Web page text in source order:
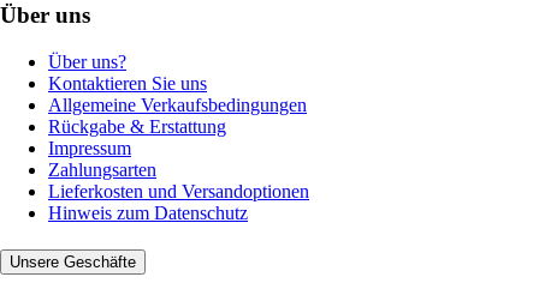
Über uns
Über uns?
Kontaktieren Sie uns
Allgemeine Verkaufsbedingungen
Rückgabe & Erstattung
Impressum
Zahlungsarten
Lieferkosten und Versandoptionen
Hinweis zum Datenschutz
Unsere Geschäfte